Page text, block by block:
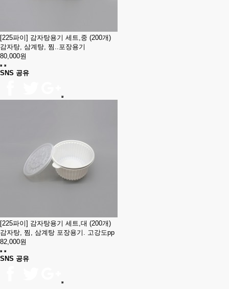
[225파이] 감자탕용기 세트,중 (200개)
감자탕, 삼계탕, 찜..포장용기
80,000원
SNS 공유
[225파이] 감자탕용기 세트,대 (200개)
감자탕, 찜, 삼계탕 포장용기. 고강도pp
82,000원
SNS 공유